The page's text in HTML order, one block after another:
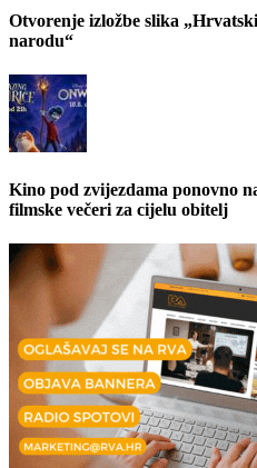
Otvorenje izložbe slika
narodu“
Kino pod zvijezdama ponovno
filmske večeri za cijelu obitelj